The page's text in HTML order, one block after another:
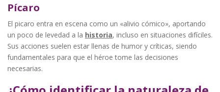
Pícaro
El picaro entra en escena como un «alivio cómico», aportando
un poco de levedad a la historia, incluso en situaciones difíciles.
Sus acciones suelen estar llenas de humor y críticas, siendo
fundamentales para que el héroe tome las decisiones
necesarias.